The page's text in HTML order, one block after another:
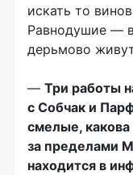
искать то
Равнодушие —
дерьмово
— Три работы
с Собчак и
смелые, какова
за пределами
находится в